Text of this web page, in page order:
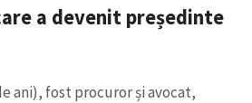
a devenit președinte
ani), fost procuror și avocat,